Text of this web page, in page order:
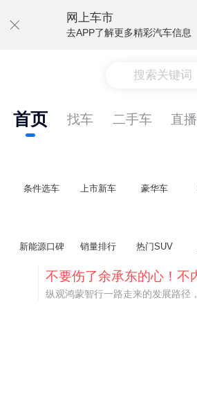
网上车市
去APP了解更多精彩汽车信息
搜索关键词
首页 找车 二手车 直播
条件选车 上市新车 豪华车
新能源口碑 销量排行 热门SUV